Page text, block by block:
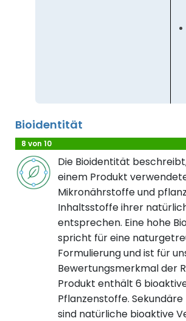
Bioidentität
8 von 10
Die Bioidentität
einem Produkt
Mikronährstoffe und
Inhaltsstoffe ihrer
entsprechen. Eine hohe
spricht für eine
Formulierung und ist für
Bewertungsmerkmal der
Produkt enthält 6
Pflanzenstoffe.
sind natürliche bioaktive